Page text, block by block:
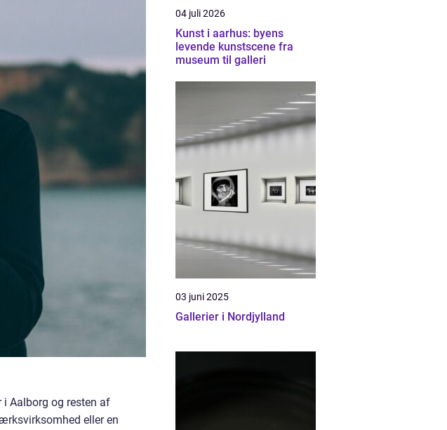
Aalborg og resten af
eller en
04 juli 2026
Kunst i aarhus: byens
levende kunstscene fra
museum til galleri
03 juni 2025
Gallerier i Nordjylland